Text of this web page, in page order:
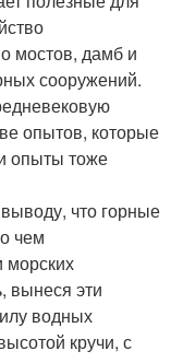
мостов, дамб и
сооружений.
опытов, которые
опыты тоже
что горные
чем
морских
вынеся эти
водных
кручи, с